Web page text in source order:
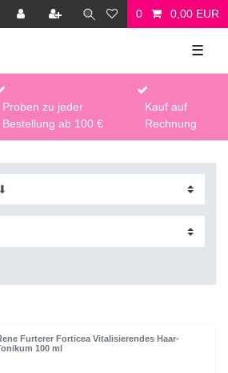
0 0,00 EUR
☰
Proben zu jeder
Bestellung ab 100 €
Kauf auf
Rechnung
Furterer Forticea Vitalisierendes Haar-
100 ml